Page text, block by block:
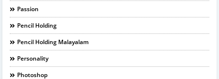
Passion
Pencil Holding
Pencil Holding Malayalam
Personality
Photoshop